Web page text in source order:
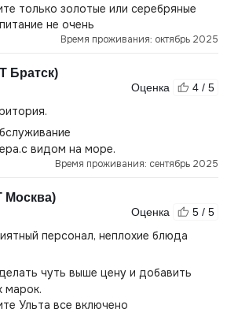
только золотые или серебряные
не очень
Время проживания: октябрь 2025
Братск)
Оценка 4 / 5
видом на море.
Время проживания: сентябрь 2025
Москва)
Оценка 5 / 5
персонал, неплохие блюда
чуть выше цену и добавить
марок.
Ульта все включено